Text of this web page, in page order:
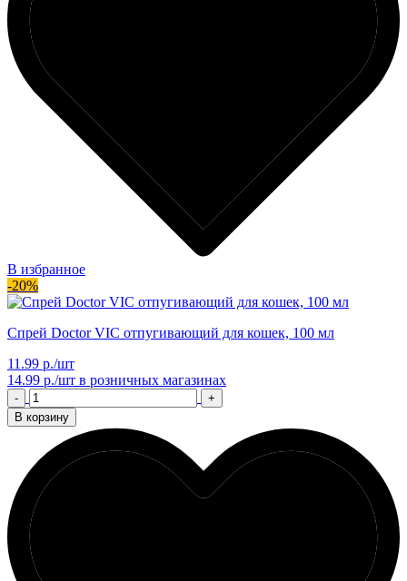
В избранное
-20%
Спрей Doctor VIC отпугивающий для кошек, 100 мл
11.99 р./шт
14.99 р./шт в розничных магазинах
-
+
В корзину